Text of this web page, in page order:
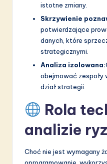
istotne zmiany.
Skrzywienie
potwierdzające
danych, które
strategicznymi.
Analiza izolowana:
obejmować zespoły
dział strategii.
Rola
analizie
Choć nie jest wymagany